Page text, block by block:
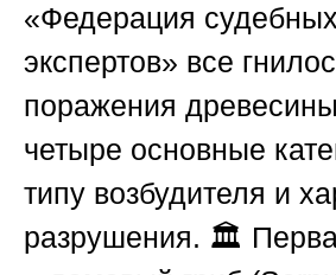
«Федерация судебных
экспертов» все
поражения
четыре основные
типу возбудителя и
разрушения. 🏛️